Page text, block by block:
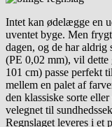
Intet kan ødelægge en
uventet byge. Men
dagen, og de har
(PE 0,02 mm), vil dette
101 cm) passe perfekt
mellem en palet af
den klassiske sorte
velegnet til
Regnslaget leveres i et